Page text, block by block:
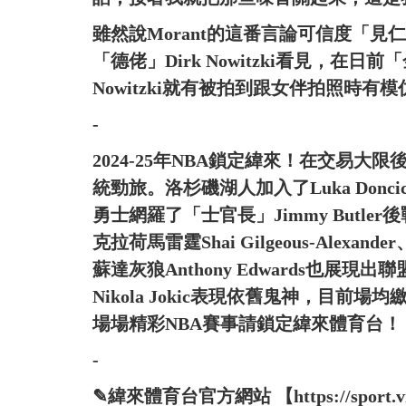
雖然說Morant的這番言論可信度「見
「德佬」Dirk Nowitzki看見，在日前
Nowitzki就有被拍到跟女伴拍照時有模
-
2024-25年NBA鎖定緯來！在交易大限
統勁旅。洛杉磯湖人加入了Luka
勇士網羅了「士官長」Jimmy Butler
克拉荷馬雷霆Shai Gilgeous-
蘇達灰狼Anthony Edwards也展現出
Nikola Jokic表現依舊鬼神，目前場均
場場精彩NBA賽事請鎖定緯來體育台！
-
✎緯來體育台官方網站 【https://